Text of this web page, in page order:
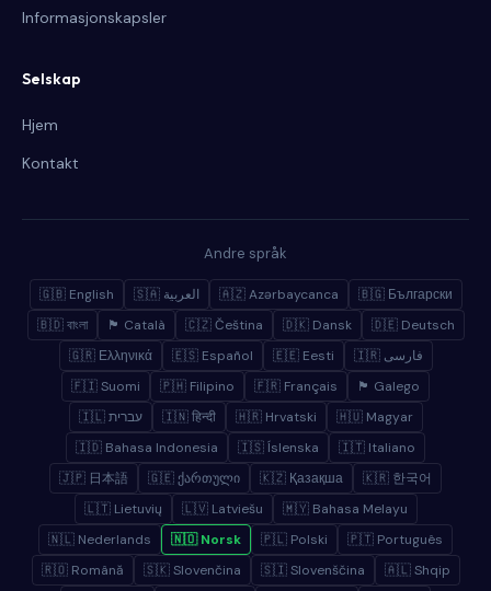
Informasjonskapsler
Selskap
Hjem
Kontakt
Andre språk
🇬🇧 English 🇸🇦 العربية 🇦🇿 Azərbaycanca
🇧🇬 Български
🇧🇩 বাংলা
🏴 Català 🇨🇿 Čeština 🇩🇰 Dansk
🇩🇪 Deutsch
🇬🇷 Ελληνικά
🇪🇸 Español 🇪🇪 Eesti
🇮🇷 فارسی
🇫🇮 Suomi
🇵🇭 Filipino 🇫🇷 Français
🏴 Galego
🇮🇱 עברית
🇮🇳 हिन्दी 🇭🇷 Hrvatski
🇭🇺 Magyar
🇮🇩 Bahasa Indonesia
🇮🇸 Íslenska
🇮🇹 Italiano
🇯🇵 日本語
🇬🇪 ქართული 🇰🇿 Қазақша
🇰🇷 한국어
🇱🇹 Lietuvių
🇱🇻 Latviešu
🇲🇾 Bahasa Melayu
🇳🇱 Nederlands
🇳🇴 Norsk 🇵🇱 Polski
🇵🇹 Português
🇷🇴 Română
🇸🇰 Slovenčina 🇸🇮 Slovenščina 🇦🇱 Shqip